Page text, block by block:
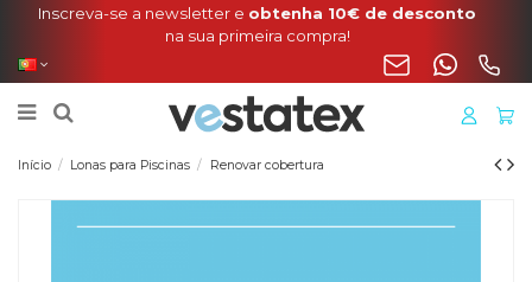
Portes incluídos na sua encomenda de manta, cobertura
o liner para a Península
Início Lonas para Piscinas Renovar cobertura